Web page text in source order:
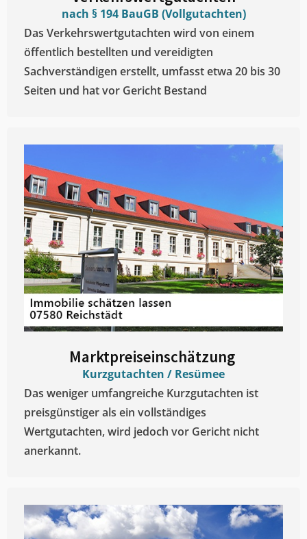
nach § 194 BauGB (Vollgutachten)
Das Verkehrswertgutachten wird von einem
öffentlich bestellten und vereidigten
Sachverständigen erstellt, umfasst etwa 20 bis 30
Seiten und hat vor Gericht Bestand
Marktpreiseinschätzung ​
Kurzgutachten / Resümee
Das weniger umfangreiche Kurzgutachten ist
preisgünstiger als ein vollständiges
Wertgutachten, wird jedoch vor Gericht nicht
anerkannt.